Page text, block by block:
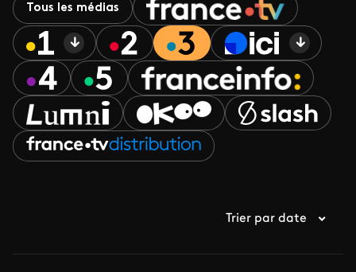
Tous les médias
Trier par date